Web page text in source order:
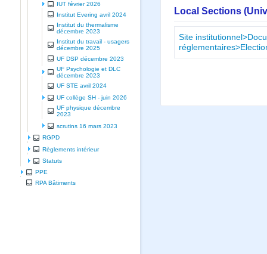
IUT février 2026
Institut Evering avril 2024
Institut du thermalisme
décembre 2023
Institut du travail - usagers
décembre 2025
UF DSP décembre 2023
UF Psychologie et DLC
décembre 2023
UF STE avril 2024
UF collège SH - juin 2026
UF physique décembre
2023
scrutins 16 mars 2023
RGPD
Règlements intérieur
Statuts
PPE
RPA Bâtiments
Local Sections
Site